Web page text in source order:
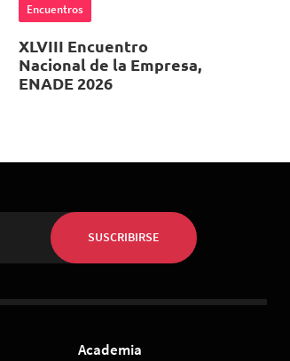
Encuentros
XLVIII Encuentro
Nacional de la Empresa,
ENADE 2026
SUSCRIBIRSE
Academia